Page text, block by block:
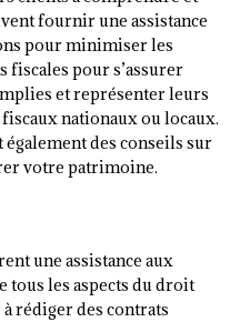
fournir une assistance
pour minimiser les
pour s’assurer
et représenter leurs
nationaux ou locaux.
des conseils sur
votre patrimoine.
une assistance aux
tous les aspects du droit
rédiger des contrats